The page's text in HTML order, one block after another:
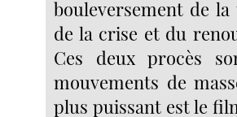
bouleversement de
de la crise et du
Ces deux procès
mouvements de
plus puissant est le